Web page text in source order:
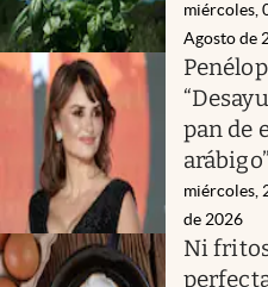
miércoles,
Agosto de
pan de
arábigo”
miércoles,
de 2026
Ni